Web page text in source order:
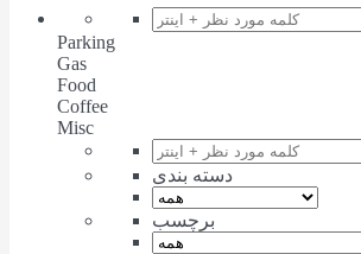
Parking
Gas
Food
Coffee
Misc
دسته بندی
برچسب